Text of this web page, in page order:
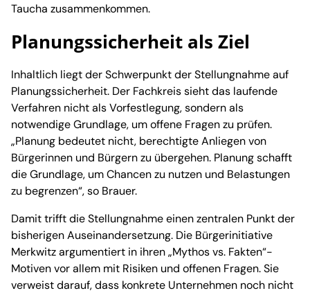
Taucha zusammenkommen.
Planungssicherheit als Ziel
Inhaltlich liegt der Schwerpunkt der Stellungnahme auf
Planungssicherheit. Der Fachkreis sieht das laufende
Verfahren nicht als Vorfestlegung, sondern als
notwendige Grundlage, um offene Fragen zu prüfen.
„Planung bedeutet nicht, berechtigte Anliegen von
Bürgerinnen und Bürgern zu übergehen. Planung schafft
die Grundlage, um Chancen zu nutzen und Belastungen
zu begrenzen“, so Brauer.
Damit trifft die Stellungnahme einen zentralen Punkt der
bisherigen Auseinandersetzung. Die Bürgerinitiative
Merkwitz argumentiert in ihren „Mythos vs. Fakten“-
Motiven vor allem mit Risiken und offenen Fragen. Sie
verweist darauf, dass konkrete Unternehmen noch nicht